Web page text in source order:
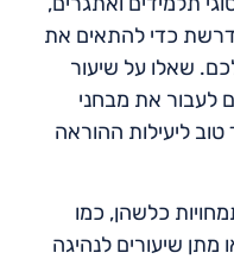
כדי להתאים את
שאלו על שיעור
לעבור את מבחני
טוב ליעילות ההוראה
כלשהן, כמו
מתן שיעורים לנהיגה